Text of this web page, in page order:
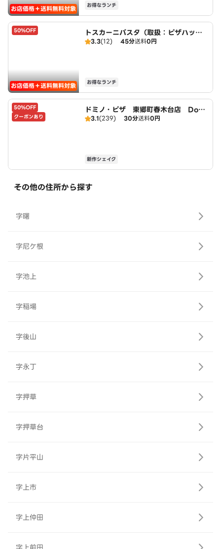
お店価格＋送料無料対象 お得なランチ
50%OFF
お店価格＋送料無料対象
トスカーニパスタ（取扱：ピザハット
三好店）
3.3(12) 45分送料0円
お得なランチ
50%OFF
クーポンあり
ドミノ・ピザ 東郷町春木台店 Domi
no's
3.1(239) 30分送料0円
新作シェイク
その他の住所から探す
字曙
字尼ケ根
字池上
字稲場
字後山
字永丁
字押草
字押草台
字片平山
字上市
字上仲田